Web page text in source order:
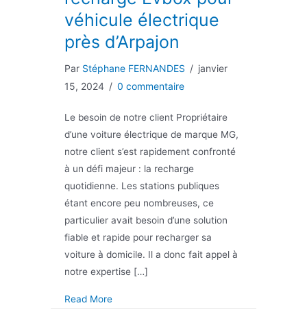
véhicule électrique
près d’Arpajon
Par Stéphane FERNANDES / janvier
15, 2024 / 0 commentaire
Le besoin de notre client Propriétaire
d’une voiture électrique de marque MG,
notre client s’est rapidement confronté
à un défi majeur : la recharge
quotidienne. Les stations publiques
étant encore peu nombreuses, ce
particulier avait besoin d’une solution
fiable et rapide pour recharger sa
voiture à domicile. Il a donc fait appel à
notre expertise […]
Read Moreabout Pose d’une borne de recharge